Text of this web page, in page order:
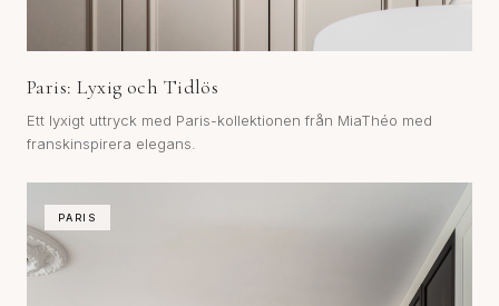
Paris: Lyxig och Tidlös
Ett lyxigt uttryck med Paris-kollektionen från MiaThéo med
franskinspirera elegans.
PARIS